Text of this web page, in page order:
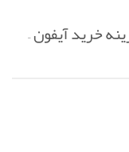
خرید آیفون –